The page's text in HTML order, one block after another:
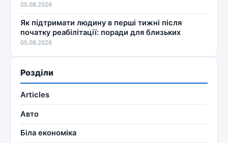
05.08.2026
Як підтримати людину в перші тижні після
початку реабілітації: поради для близьких
05.08.2026
Розділи
Articles
Авто
Біла економіка